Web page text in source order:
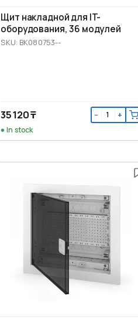
Щит накладной для IT-
оборудования, 36 модулей
SKU: BK080753--
35 120 ₸ − +
In stock